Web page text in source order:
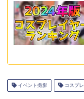
イベント撮影 コスプレ